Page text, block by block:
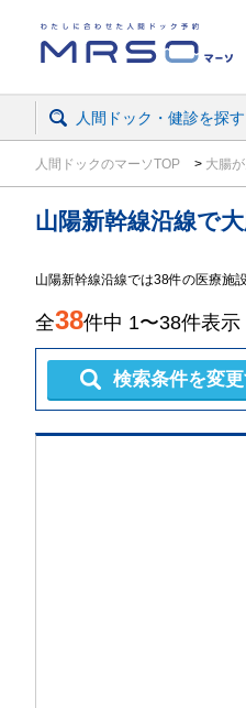
人間ドック・健診を探す
人間ドックのマーソTOP 大腸
山陽新幹線沿線で
山陽新幹線沿線では38件の医療施
全38件中 1〜38件表示
検索条件を変